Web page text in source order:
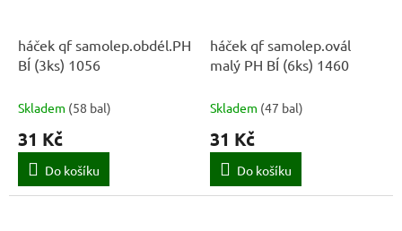
háček qf samolep.obdél.PH
BÍ (3ks) 1056
Skladem (58 bal)
31 Kč
Do košíku
háček qf samolep.ovál
malý PH BÍ (6ks) 1460
Skladem (47 bal)
31 Kč
Do košíku